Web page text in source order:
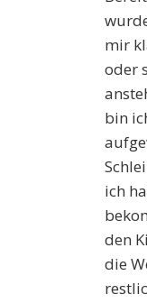
mir
oder
bin
ich
den
die